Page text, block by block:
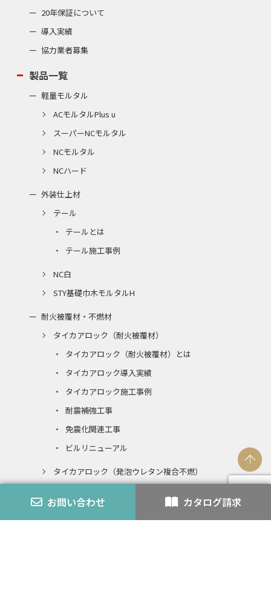
お問い合わせ カタログ請求
20年保証について
導入実績
協力業者募集
製品一覧
軽量モルタル
ACモルタルPlus u
スーパーNCモルタル
NCモルタル
NCハード
外装仕上材
テール
テールとは
テール施工事例
NC白
STY基礎巾木モルタルH
耐火被覆材・不燃材
タイカアロック（耐火被覆材）
タイカアロック（耐火被覆材）とは
タイカアロック導入実績
タイカアロック施工事例
耐震補強工事
免震化関連工事
ビルリニューアル
タイカアロック（発泡ウレタン複合不燃）